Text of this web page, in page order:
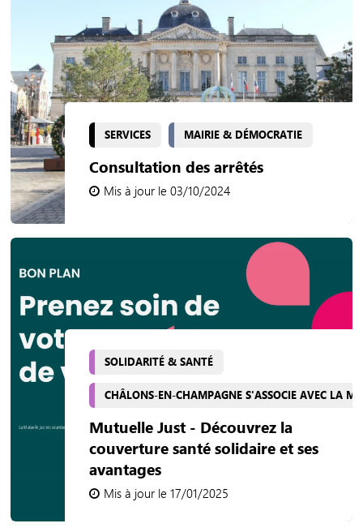
SERVICES MAIRIE & DÉMOCRATIE
Consultation des arrêtés
Mis à jour le 03/10/2024
SOLIDARITÉ & SANTÉ
CHÂLONS-EN-CHAMPAGNE S'ASSOCIE AVEC LA
Mutuelle Just - Découvrez la
couverture santé solidaire et ses
avantages
Mis à jour le 17/01/2025